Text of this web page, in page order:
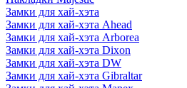
Замки для хай-хэта
Замки для хай-хэта Ahead
Замки для хай-хэта Arborea
Замки для хай-хэта Dixon
Замки для хай-хэта DW
Замки для хай-хэта Gibraltar